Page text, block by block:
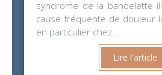
syndrome de la bandelette
cause fréquente de douleur
en particulier chez...
Lire l'article